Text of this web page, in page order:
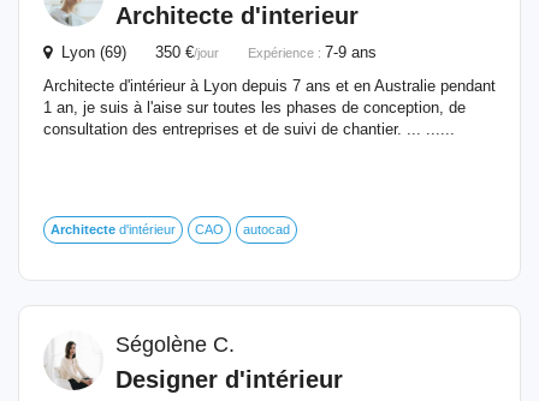
Architecte d'interieur
Lyon (69) 350 €/jour Expérience : 7-9 ans
Architecte d'intérieur à Lyon depuis 7 ans et en Australie pendant
1 an, je suis à l'aise sur toutes les phases de conception, de
consultation des entreprises et de suivi de chantier. ... ......
Architecte d'intérieur CAO autocad
Ségolène C.
Designer d'intérieur